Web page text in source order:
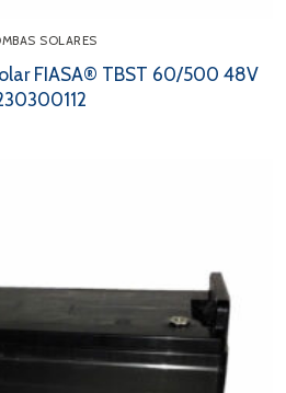
SOLARES
FIASA® TBST 60/500 48V